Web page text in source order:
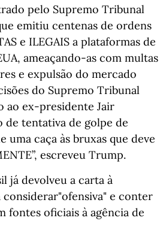
pelo Supremo Tribunal
emitiu centenas de ordens
e ILEGAIS a plataformas de
ameaçando-as com multas
e expulsão do mercado
do Supremo Tribunal
ao ex-presidente Jair
de tentativa de golpe de
uma caça às bruxas que deve
escreveu Trump.
já devolveu a carta à
e conter
fontes oficiais à agência de